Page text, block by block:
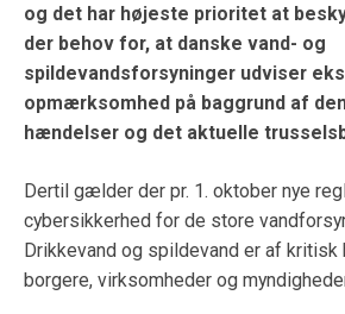
og det har højeste prioritet at
der behov for, at danske vand- og
spildevandsforsyninger udviser
opmærksomhed på baggrund af
hændelser og det aktuelle
Dertil gælder der pr. 1. oktober nye
cybersikkerhed for de store
Drikkevand og spildevand er af kritisk
borgere, virksomheder og